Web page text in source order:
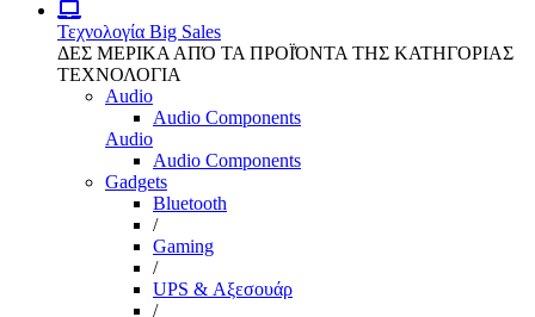
Τεχνολογία Big Sales
ΔΕΣ ΜΕΡΙΚΑ ΑΠΌ ΤΑ ΠΡΟΪΌΝΤΑ ΤΗΣ ΚΑΤΗΓΟΡΙΑΣ
ΤΕΧΝΟΛΟΓΙΑ
Audio
Audio Components
Audio
Audio Components
Gadgets
Bluetooth
/
Gaming
/
UPS & Αξεσουάρ
/